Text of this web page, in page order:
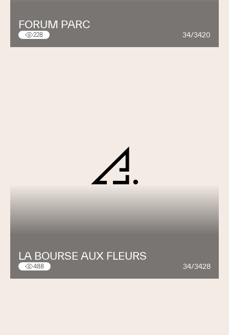
FORUM PARC
228 34/3420
LA BOURSE AUX FLEURS
488 34/3428